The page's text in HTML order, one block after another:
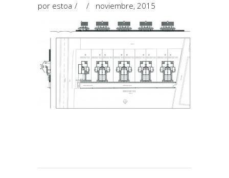
por estoa noviembre, 2015